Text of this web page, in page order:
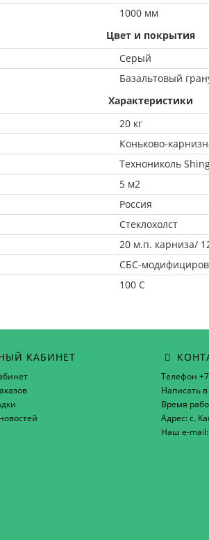
1000 мм
Цвет и покрытия
Серый
Базальтовый
Характеристики
20 кг
Коньково-
Технониколь
5 м2
Россия
Стеклохолст
20 м.п. карниза/
СБС-
100 C
КАБИНЕТ
Телефон
Написать
Время
Адрес: с.
Наш e-mail: